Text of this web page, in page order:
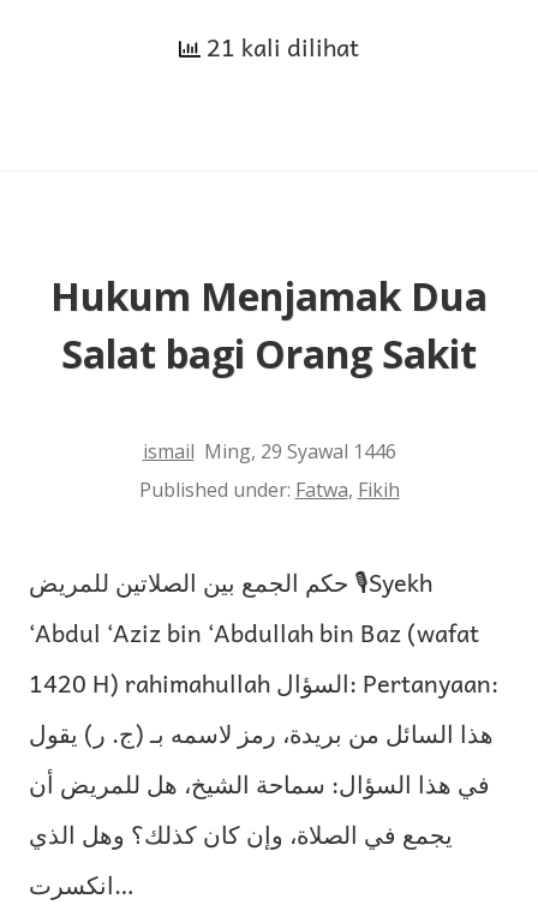
dan
dengan
Jangka
Waktu
yang
Tanpa
Kepastian
21 kali dilihat
Hukum Menjamak Dua
Salat bagi Orang Sakit
ismail Ming, 29 Syawal 1446
Published under: Fatwa, Fikih
حكم الجمع بين الصلاتين للمريض 🎙Syekh
‘Abdul ‘Aziz bin ‘Abdullah bin Baz (wafat
1420 H) rahimahullah السؤال: Pertanyaan:
هذا السائل من بريدة، رمز لاسمه بـ (ج. ر) يقول
في هذا السؤال: سماحة الشيخ، هل للمريض أن
يجمع في الصلاة، وإن كان كذلك؟ وهل الذي
انكسرت…